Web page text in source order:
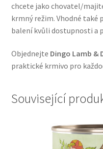
Wolf of Wilderness
chcete jako chovatel/
krmný režim. Vhodné
balení kvůli dostupnosti a
Objednejte Dingo Lamb &
praktické krmivo pro
Související